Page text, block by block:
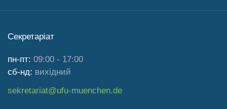
Секретаріат
пн-пт: 09:00 - 17:00
сб-нд: вихідний
sekretariat@ufu-muenchen.de